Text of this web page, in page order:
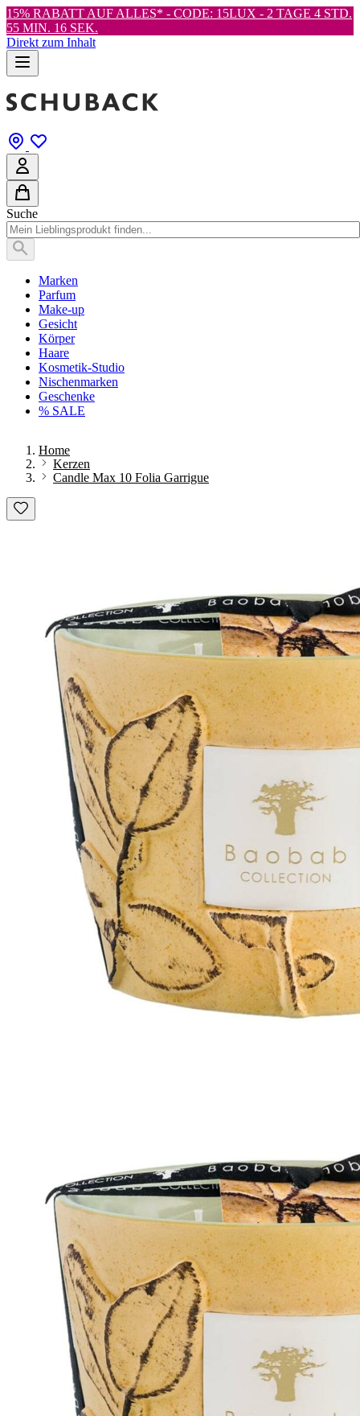
15% RABATT AUF ALLES* - CODE: 15LUX - 2 TAGE 4 STD.
55 MIN. 14 SEK.
Direkt zum Inhalt
Suche
Marken
Parfum
Make-up
Gesicht
Körper
Haare
Kosmetik-Studio
Nischenmarken
Geschenke
% SALE
Home
Kerzen
Candle Max 10 Folia Garrigue